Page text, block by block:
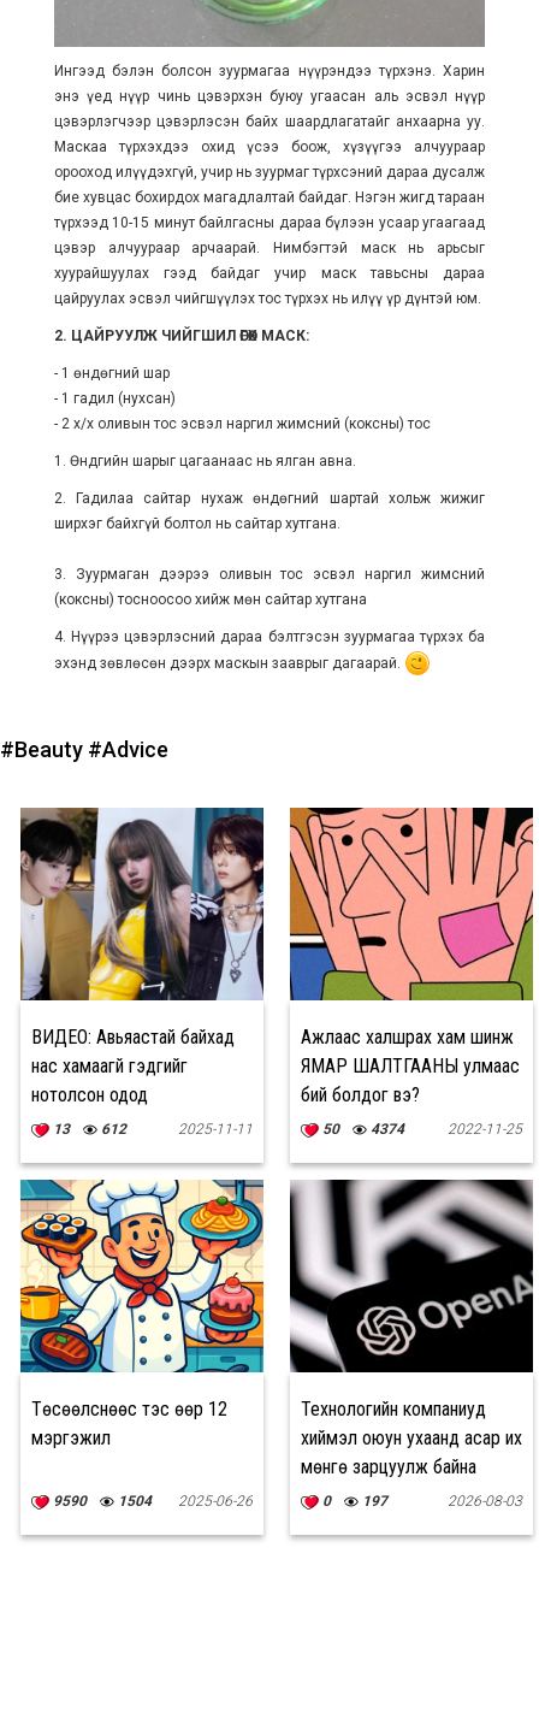
Ингээд бэлэн болсон зуурмагаа нүүрэндээ түрхэнэ. Харин
энэ үед нүүр чинь цэвэрхэн буюу угаасан аль эсвэл нүүр
цэвэрлэгчээр цэвэрлэсэн байх шаардлагатайг анхаарна уу.
Маскаа түрхэхдээ охид үсээ боож, хүзүүгээ алчуураар
орооход илүүдэхгүй, учир нь зуурмаг түрхсэний дараа дусалж
бие хувцас бохирдох магадлалтай байдаг. Нэгэн жигд тараан
түрхээд 10-15 минут байлгасны дараа бүлээн усаар угаагаад
цэвэр алчуураар арчаарай. Нимбэгтэй маск нь арьсыг
хуурайшуулах гээд байдаг учир маск тавьсны дараа
цайруулах эсвэл чийгшүүлэх тос түрхэх нь илүү үр дүнтэй юм.
2. ЦАЙРУУЛЖ ЧИЙГШИЛ ӨГӨХ МАСК:
- 1 өндөгний шар
- 1 гадил (нухсан)
- 2 х/х оливын тос эсвэл наргил жимсний (коксны) тос
1. Өндгийн шарыг цагаанаас нь ялган авна.
2. Гадилаа сайтар нухаж өндөгний шартай хольж жижиг
ширхэг байхгүй болтол нь сайтар хутгана.
3. Зуурмаган дээрээ оливын тос эсвэл наргил жимсний
(коксны) тосноосоо хийж мөн сайтар хутгана
4. Нүүрээ цэвэрлэсний дараа бэлтгэсэн зуурмагаа түрхэх ба
эхэнд зөвлөсөн дээрх маскын зааврыг дагаарай.
#Beauty #Advice
ВИДЕО: Авьяастай байхад
нас хамаагүй гэдгийг
нотолсон одод
13 612 2025-11-11
Ажлаас халшрах хам шинж
ЯМАР ШАЛТГААНЫ улмаас
бий болдог вэ?
50 4374 2022-11-25
Төсөөлснөөс тэс өөр 12
мэргэжил
9590 1504 2025-06-26
Технологийн компаниуд
хиймэл оюун ухаанд асар их
мөнгө зарцуулж байна
0 197 2026-08-03